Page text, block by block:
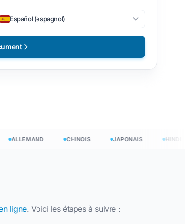
Español (espagnol)
ALLEMAND CHINOIS JAPONAIS HINDI
ligne. Voici les étapes à suivre :